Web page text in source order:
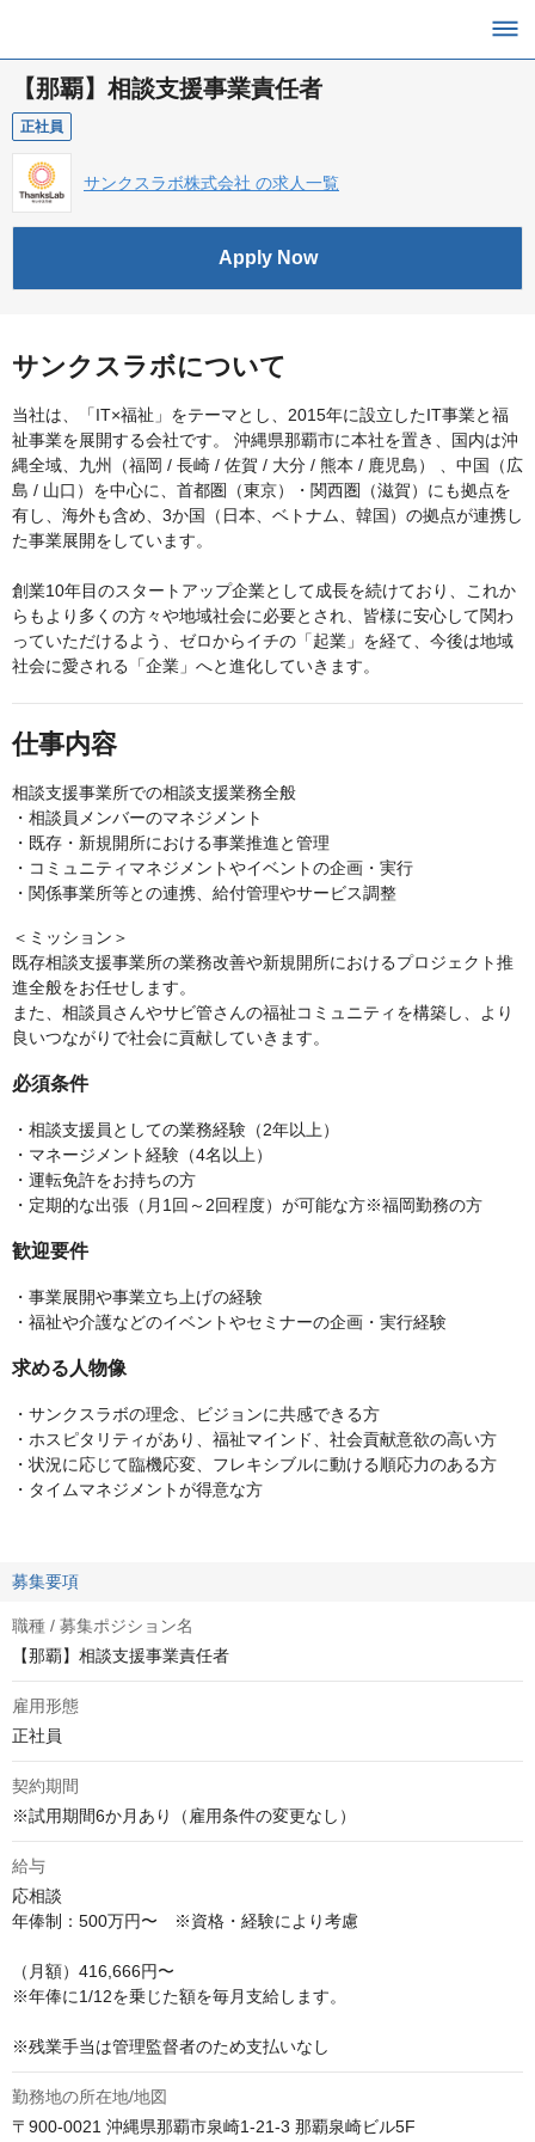
【那覇】相談支援事業責任者
正社員
サンクスラボ株式会社 の求人一覧
Apply Now
サンクスラボについて
当社は、「IT×福祉」をテーマとし、2015年に設立したIT事業と福
祉事業を展開する会社です。 沖縄県那覇市に本社を置き、国内は沖
縄全域、九州（福岡 / 長崎 / 佐賀 / 大分 / 熊本 / 鹿児島） 、中国（広
島 / 山口）を中心に、首都圏（東京）・関西圏（滋賀）にも拠点を
有し、海外も含め、3か国（日本、ベトナム、韓国）の拠点が連携し
た事業展開をしています。
創業10年目のスタートアップ企業として成長を続けており、これか
らもより多くの方々や地域社会に必要とされ、皆様に安心して関わ
っていただけるよう、ゼロからイチの「起業」を経て、今後は地域
社会に愛される「企業」へと進化していきます。
仕事内容
相談支援事業所での相談支援業務全般
・相談員メンバーのマネジメント
・既存・新規開所における事業推進と管理
・コミュニティマネジメントやイベントの企画・実行
・関係事業所等との連携、給付管理やサービス調整
＜ミッション＞
既存相談支援事業所の業務改善や新規開所におけるプロジェクト推
進全般をお任せします。
また、相談員さんやサビ管さんの福祉コミュニティを構築し、より
良いつながりで社会に貢献していきます。
必須条件
・相談支援員としての業務経験（2年以上）
・マネージメント経験（4名以上）
・運転免許をお持ちの方
・定期的な出張（月1回～2回程度）が可能な方※福岡勤務の方
歓迎要件
・事業展開や事業立ち上げの経験
・福祉や介護などのイベントやセミナーの企画・実行経験
求める人物像
・サンクスラボの理念、ビジョンに共感できる方
・ホスピタリティがあり、福祉マインド、社会貢献意欲の高い方
・状況に応じて臨機応変、フレキシブルに動ける順応力のある方
・タイムマネジメントが得意な方
募集要項
職種 / 募集ポジション名
【那覇】相談支援事業責任者
雇用形態
正社員
契約期間
※試用期間6か月あり（雇用条件の変更なし）
給与
応相談
年俸制：500万円〜　※資格・経験により考慮
（月額）416,666円〜
※年俸に1/12を乗じた額を毎月支給します。
※残業手当は管理監督者のため支払いなし
勤務地の所在地/地図
〒900-0021 沖縄県那覇市泉崎1-21-3 那覇泉崎ビル5F